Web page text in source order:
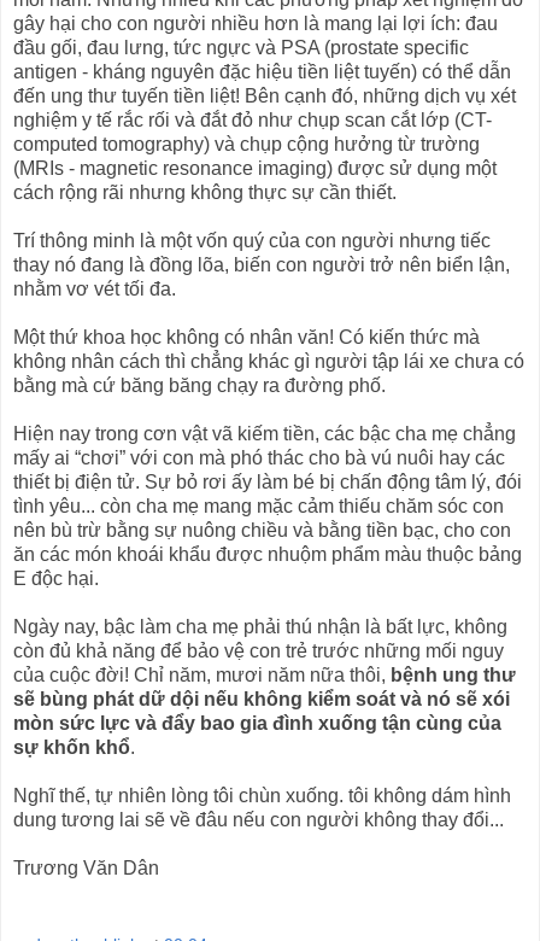
gây hại cho con người nhiều hơn là mang lại lợi ích: đau
đầu gối, đau lưng, tức ngực và PSA (prostate specific
antigen - kháng nguyên đặc hiệu tiền liệt tuyến) có thể dẫn
đến ung thư tuyến tiền liệt! Bên cạnh đó, những dịch vụ xét
nghiệm y tế rắc rối và đắt đỏ như chụp scan cắt lớp (CT-
computed tomography) và chụp cộng hưởng từ trường
(MRIs - magnetic resonance imaging) được sử dụng một
cách rộng rãi nhưng không thực sự cần thiết.
Trí thông minh là một vốn quý của con người nhưng tiếc
thay nó đang là đồng lõa, biến con người trở nên biển lận,
nhằm vơ vét tối đa.
Một thứ khoa học không có nhân văn! Có kiến thức mà
không nhân cách thì chẳng khác gì người tập lái xe chưa có
bằng mà cứ băng băng chạy ra đường phố.
Hiện nay trong cơn vật vã kiếm tiền, các bậc cha mẹ chẳng
mấy ai “chơi” với con mà phó thác cho bà vú nuôi hay các
thiết bị điện tử. Sự bỏ rơi ấy làm bé bị chấn động tâm lý, đói
tình yêu... còn cha mẹ mang mặc cảm thiếu chăm sóc con
nên bù trừ bằng sự nuông chiều và bằng tiền bạc, cho con
ăn các món khoái khẩu được nhuộm phẩm màu thuộc bảng
E độc hại.
Ngày nay, bậc làm cha mẹ phải thú nhận là bất lực, không
còn đủ khả năng để bảo vệ con trẻ trước những mối nguy
của cuộc đời! Chỉ năm, mươi năm nữa thôi, bệnh ung thư
sẽ bùng phát dữ dội nếu không kiểm soát và nó sẽ xói
mòn sức lực và đẩy bao gia đình xuống tận cùng của
sự khốn khổ.
Nghĩ thế, tự nhiên lòng tôi chùn xuống. tôi không dám hình
dung tương lai sẽ về đâu nếu con người không thay đổi...
Trương Văn Dân